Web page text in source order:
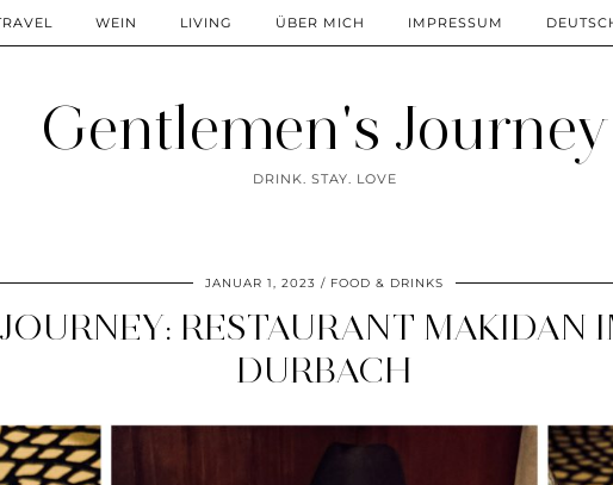
Gentlemen's Journey
DRINK. STAY. LOVE
WEIN LIVING ÜBER MICH IMPRESSUM
JANUAR 1, 2023 FOOD & DRINKS
RESTAURANT MAKIDAN
DURBACH